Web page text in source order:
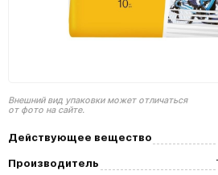
Внешний вид упаковки может отличаться
от фото на сайте.
Действующее вещество
Производитель